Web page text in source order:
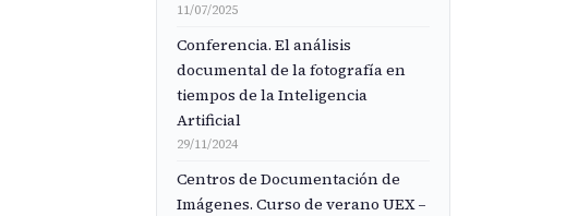
11/07/2025
Conferencia. El análisis
documental de la fotografía en
tiempos de la Inteligencia
Artificial
29/11/2024
Centros de Documentación de
Imágenes. Curso de verano UEX –